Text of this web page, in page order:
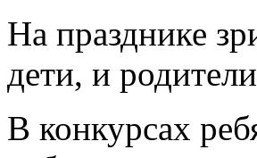
На празднике
дети, и
В конкурсах